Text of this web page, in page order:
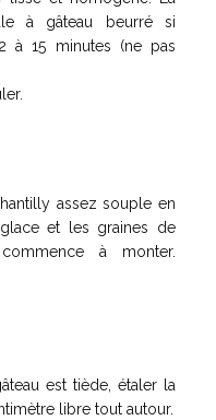
à gâteau beurré si
à 15 minutes (ne pas
assez souple en
et les graines de
à monter.
est tiède, étaler la
libre tout autour.